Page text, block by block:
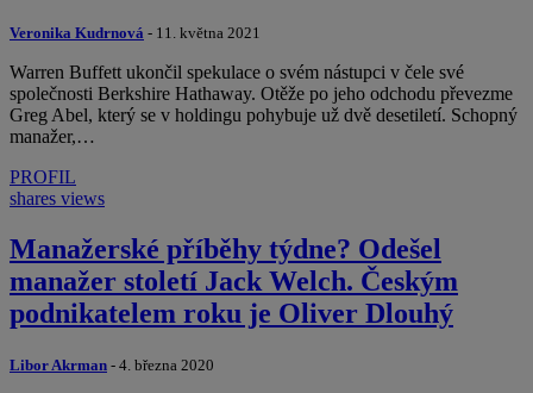
Veronika Kudrnová - 11. května 2021
Warren Buffett ukončil spekulace o svém nástupci v čele své
společnosti Berkshire Hathaway. Otěže po jeho odchodu převezme
Greg Abel, který se v holdingu pohybuje už dvě desetiletí. Schopný
manažer,…
PROFIL
shares views
Manažerské příběhy týdne? Odešel
manažer století Jack Welch. Českým
podnikatelem roku je Oliver Dlouhý
Libor Akrman - 4. března 2020